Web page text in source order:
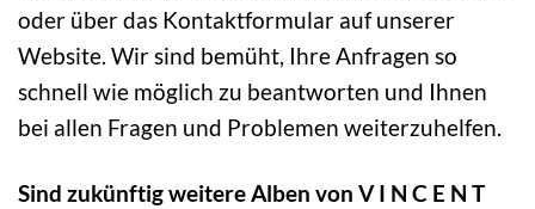
oder über das Kontaktformular auf unserer
Website. Wir sind bemüht, Ihre Anfragen so
schnell wie möglich zu beantworten und Ihnen
bei allen Fragen und Problemen weiterzuhelfen.
Sind zukünftig weitere Alben von V I N C E N T